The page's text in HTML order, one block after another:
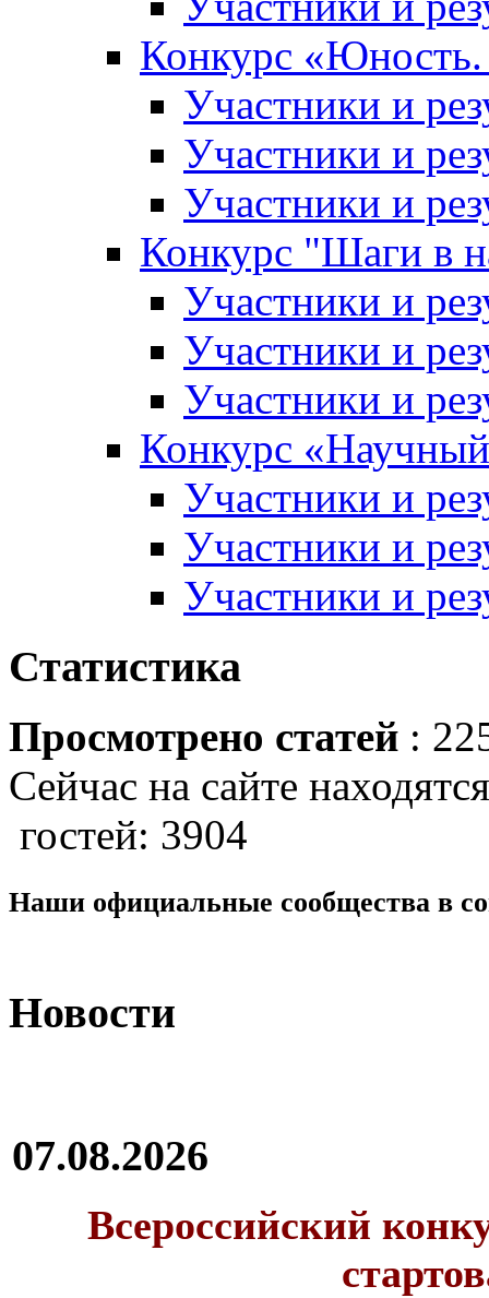
Конкурс «Юность.
Участники и
Участники и
Участники и
Конкурс "Шаги в
Участники и
Участники и
Участники и
Конкурс
Участники и
Участники и
Участники и
Статистика
Просмотрено статей :
Сейчас на сайте
гостей: 3904
Наши официальные сообщества в
Новости
07.08.2026
Всероссийский